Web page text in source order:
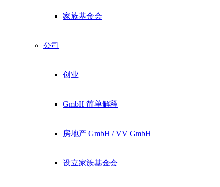
家族基金会
公司
创业
GmbH 简单解释
房地产 GmbH / VV GmbH
设立家族基金会